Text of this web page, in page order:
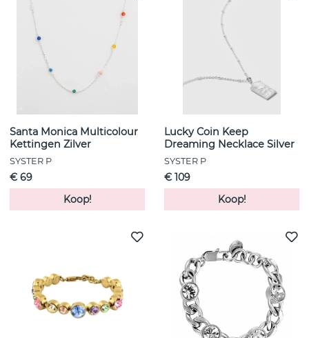
Santa Monica Multicolour
Kettingen Zilver
SYSTER P
€ 69
Koop!
Lucky Coin Keep
Dreaming Necklace Silver
SYSTER P
€ 109
Koop!